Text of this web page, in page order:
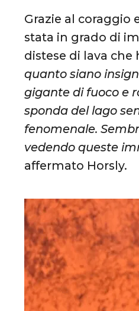
Grazie al coraggio
stata in grado di
distese di lava che
quanto siano
gigante di fuoco e
sponda del lago
fenomenale.
vedendo queste
affermato Horsly.